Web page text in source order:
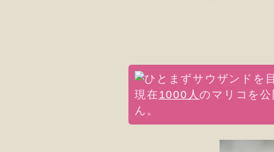
現在 1000人のマリコを
ん。